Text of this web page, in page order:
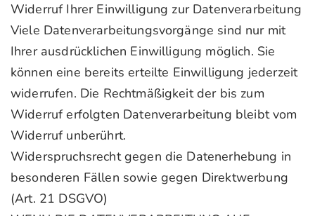
Widerruf Ihrer Einwilligung zur Datenverarbeitung
Viele Datenverarbeitungsvorgänge sind nur mit
Ihrer ausdrücklichen Einwilligung möglich. Sie
können eine bereits erteilte Einwilligung jederzeit
widerrufen. Die Rechtmäßigkeit der bis zum
Widerruf erfolgten Datenverarbeitung bleibt vom
Widerruf unberührt.
Widerspruchsrecht gegen die Datenerhebung in
besonderen Fällen sowie gegen Direktwerbung
(Art. 21 DSGVO)